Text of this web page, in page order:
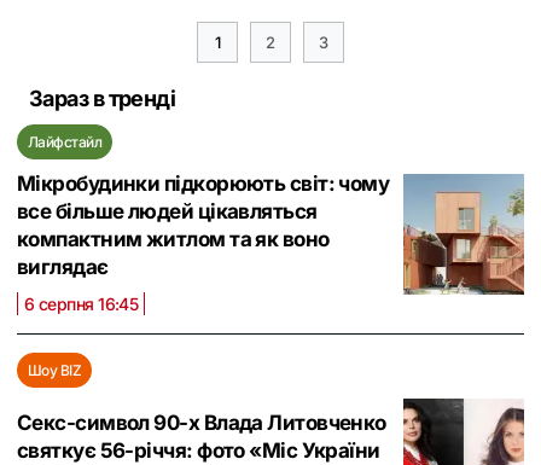
1 2 3
Зараз в тренді
Лайфстайл
Мікробудинки підкорюють світ: чому
все більше людей цікавляться
компактним житлом та як воно
виглядає
6 серпня 16:45
Шоу BIZ
Секс-символ 90-х Влада Литовченко
святкує 56-річчя: фото «Міс України